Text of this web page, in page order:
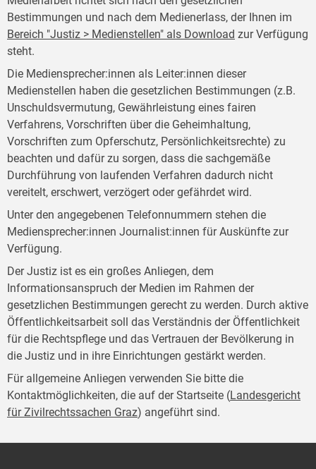
Bestimmungen und nach dem Medienerlass, der Ihnen im
Bereich "Justiz > Medienstellen" als Download zur Verfügung
steht.
Die Mediensprecher:innen als Leiter:innen dieser
Medienstellen haben die gesetzlichen Bestimmungen (z.B.
Unschuldsvermutung, Gewährleistung eines fairen
Verfahrens, Vorschriften über die Geheimhaltung,
Vorschriften zum Opferschutz, Persönlichkeitsrechte) zu
beachten und dafür zu sorgen, dass die sachgemäße
Durchführung von laufenden Verfahren dadurch nicht
vereitelt, erschwert, verzögert oder gefährdet wird.
Unter den angegebenen Telefonnummern stehen die
Mediensprecher:innen Journalist:innen für Auskünfte zur
Verfügung.
Der Justiz ist es ein großes Anliegen, dem
Informationsanspruch der Medien im Rahmen der
gesetzlichen Bestimmungen gerecht zu werden. Durch aktive
Öffentlichkeitsarbeit soll das Verständnis der Öffentlichkeit
für die Rechtspflege und das Vertrauen der Bevölkerung in
die Justiz und in ihre Einrichtungen gestärkt werden.
Für allgemeine Anliegen verwenden Sie bitte die
Kontaktmöglichkeiten, die auf der Startseite (Landesgericht
für Zivilrechtssachen Graz) angeführt sind.